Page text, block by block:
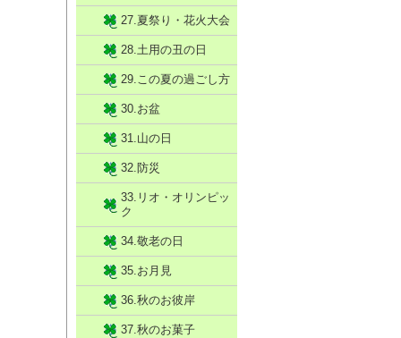
27.夏祭り・花火大会
28.土用の丑の日
29.この夏の過ごし方
30.お盆
31.山の日
32.防災
33.リオ・オリンピッ
ク
34.敬老の日
35.お月見
36.秋のお彼岸
37.秋のお菓子